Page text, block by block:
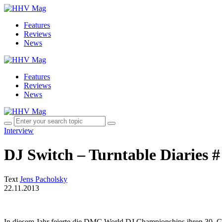
Features
Reviews
News
Features
Reviews
News
Interview
DJ Switch – Turntable Diaries
Text Jens Pacholsky
22.11.2013